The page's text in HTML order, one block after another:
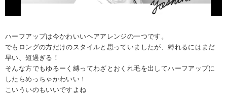
ハーフアップは今かわいいヘアアレンジの一つです。
でもロングの方だけのスタイルと思っていましたが、縛れるにはまだ
早い、短過ぎる！
そんな方でもゆるーく縛ってわざとおくれ毛を出してハーフアップに
したらめっちゃかわいい！
こいういのもいいですよね